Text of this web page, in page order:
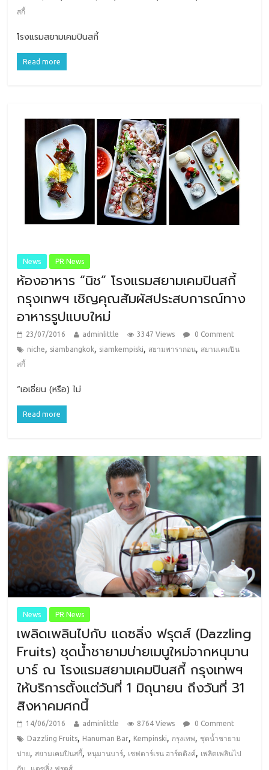
สกี้
โรงแรมสยามเคมปินสกี้
Read more
News PR News
ห้องอาหาร “นิช” โรงแรมสยามเคมปินสกี้
กรุงเทพฯ เชิญคุณสัมผัสประสบการณ์ทาง
อาหารรูปแบบใหม่
23/07/2016 adminlittle 3347 Views
0 Comment
niche, siambangkok, siamkempiski, สยามพารากอน, สยามเคมปิน
สกี้
“เอเชี่ยน (หรือ) ไม่
Read more
News PR News
เพลิดเพลินไปกับ แดซลิ่ง ฟรุตส์ (Dazzling
Fruits) ชุดน้ำชายามบ่ายเมนูใหม่จากหนุมาน
บาร์ ณ โรงแรมสยามเคมปินสกี้ กรุงเทพฯ
ให้บริการตั้งแต่วันที่ 1 มิถุนายน ถึงวันที่ 31
สิงหาคมศกนี้
14/06/2016 adminlittle 8764 Views
0 Comment
Dazzling Fruits, Hanuman Bar, Kempinski, กรุงเทพ, ชุดน้ำชายาม
บ่าย, สยามเคมปินสกี้,หนุมานบาร์, เชฟดาร์เรน ฮาร์ดดิงค์, เพลิดเพลินไป
กับ
แดซลิ่ง ฟรุตส์